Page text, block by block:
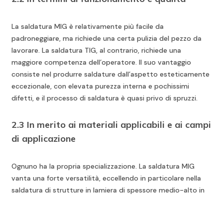
La saldatura MIG è relativamente più facile da
padroneggiare, ma richiede una certa pulizia del pezzo da
lavorare. La saldatura TIG, al contrario, richiede una
maggiore competenza dell’operatore. Il suo vantaggio
consiste nel produrre saldature dall’aspetto esteticamente
eccezionale, con elevata purezza interna e pochissimi
difetti, e il processo di saldatura è quasi privo di spruzzi.
2.3 In merito ai materiali applicabili e ai campi
di applicazione
Ognuno ha la propria specializzazione. La saldatura MIG
vanta una forte versatilità, eccellendo in particolare nella
saldatura di strutture in lamiera di spessore medio-alto in